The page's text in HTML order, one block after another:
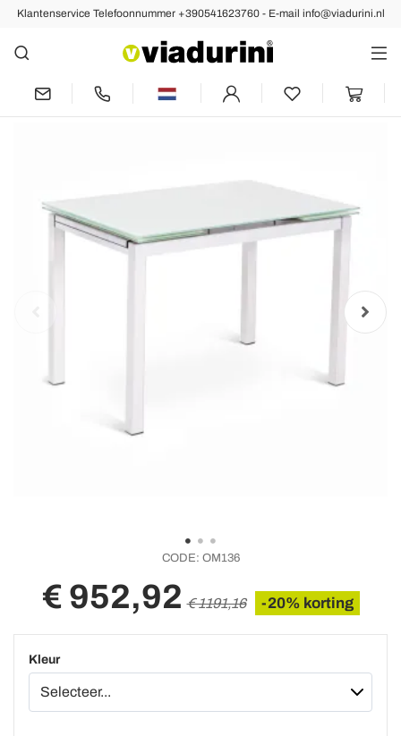
Klantenservice Telefoonnummer +390541623760 - E-mail info@viadurini.nl
Vorige Volgende
Dynamo uitschuifbare eettafel voor
eetkamer tafel met glazen blad
CODE: OM136
€ 952,92 € 1191,16 -20% korting
Kleur